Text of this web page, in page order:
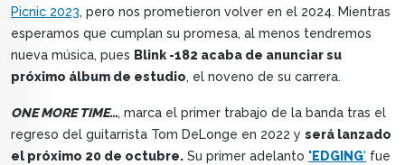
Picnic 2023, pero nos prometieron volver en el 2024. Mientras
esperamos que cumplan su promesa, al menos tendremos
nueva música, pues Blink -182 acaba de anunciar su
próximo álbum de estudio, el noveno de su carrera.
ONE MORE TIME…, marca el primer trabajo de la banda tras el
regreso del guitarrista Tom DeLonge en 2022 y será lanzado
el próximo 20 de octubre. Su primer adelanto 'EDGING' fue